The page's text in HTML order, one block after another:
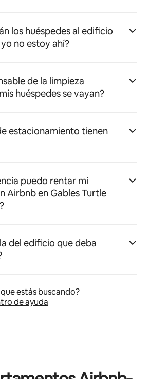
los huéspedes al edificio
no estoy ahí?
de la limpieza
huéspedes se vayan?
estacionamiento tienen
puedo rentar mi
Airbnb en Gables Turtle
del edificio que deba
estás buscando?
de ayuda